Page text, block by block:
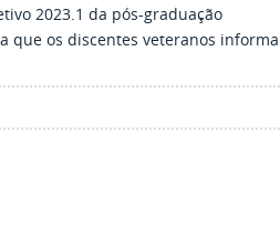
2023.1 da pós-graduação
que os discentes veteranos